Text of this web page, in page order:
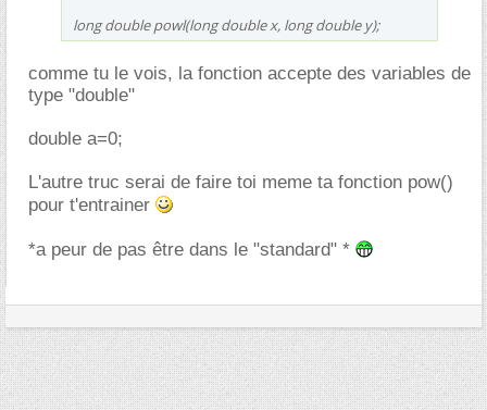
long double powl(long double x, long double y);
comme tu le vois, la fonction accepte des variables de
type "double"
double a=0;
L'autre truc serai de faire toi meme ta fonction pow()
pour t'entrainer
*a peur de pas être dans le "standard" *